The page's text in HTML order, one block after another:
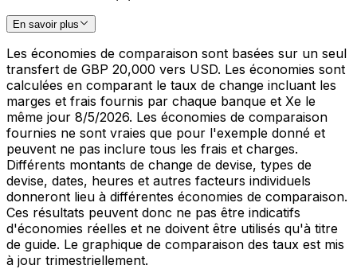
En savoir plus
Les économies de comparaison sont basées sur un seul
transfert de GBP 20,000 vers USD. Les économies sont
calculées en comparant le taux de change incluant les
marges et frais fournis par chaque banque et Xe le
même jour 8/5/2026. Les économies de comparaison
fournies ne sont vraies que pour l'exemple donné et
peuvent ne pas inclure tous les frais et charges.
Différents montants de change de devise, types de
devise, dates, heures et autres facteurs individuels
donneront lieu à différentes économies de comparaison.
Ces résultats peuvent donc ne pas être indicatifs
d'économies réelles et ne doivent être utilisés qu'à titre
de guide. Le graphique de comparaison des taux est mis
à jour trimestriellement.